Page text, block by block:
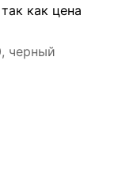
как цена
черный